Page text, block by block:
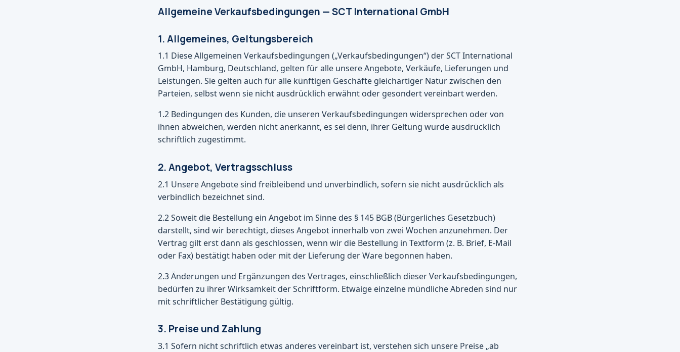
Allgemeine Verkaufsbedingungen — SCT International GmbH
1. Allgemeines, Geltungsbereich
1.1 Diese Allgemeinen Verkaufsbedingungen („Verkaufsbedingungen“) der SCT International
GmbH, Hamburg, Deutschland, gelten für alle unsere Angebote, Verkäufe, Lieferungen und
Leistungen. Sie gelten auch für alle künftigen Geschäfte gleichartiger Natur zwischen den
Parteien, selbst wenn sie nicht ausdrücklich erwähnt oder gesondert vereinbart werden.
1.2 Bedingungen des Kunden, die unseren Verkaufsbedingungen widersprechen oder von
ihnen abweichen, werden nicht anerkannt, es sei denn, ihrer Geltung wurde ausdrücklich
schriftlich zugestimmt.
2. Angebot, Vertragsschluss
2.1 Unsere Angebote sind freibleibend und unverbindlich, sofern sie nicht ausdrücklich als
verbindlich bezeichnet sind.
2.2 Soweit die Bestellung ein Angebot im Sinne des § 145 BGB (Bürgerliches Gesetzbuch)
darstellt, sind wir berechtigt, dieses Angebot innerhalb von zwei Wochen anzunehmen. Der
Vertrag gilt erst dann als geschlossen, wenn wir die Bestellung in Textform (z. B. Brief, E-Mail
oder Fax) bestätigt haben oder mit der Lieferung der Ware begonnen haben.
2.3 Änderungen und Ergänzungen des Vertrages, einschließlich dieser Verkaufsbedingungen,
bedürfen zu ihrer Wirksamkeit der Schriftform. Etwaige einzelne mündliche Abreden sind nur
mit schriftlicher Bestätigung gültig.
3. Preise und Zahlung
3.1 Sofern nicht schriftlich etwas anderes vereinbart ist, verstehen sich unsere Preise „ab